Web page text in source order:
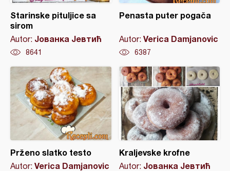
Starinske pituljice sa
sirom
Autor: Јованка Јевтић
8641
Penasta puter pogača
Autor: Verica Damjanovic
6387
Prženo slatko testo
Autor: Verica Damjanovic
Kraljevske krofne
Autor: Јованка Јевтић